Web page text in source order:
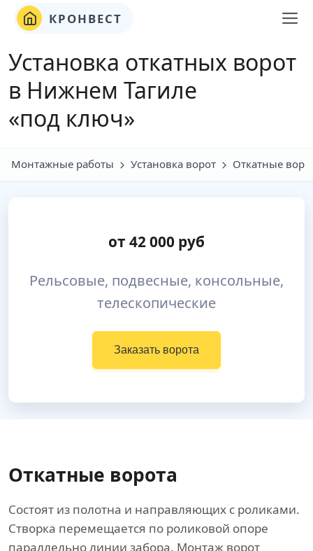
КРОНВЕСТ
Установка откатных ворот
в Нижнем Тагиле
«под ключ»
Монтажные работы Установка ворот Откатные
от 42 000 руб
Рельсовые, подвесные, консольные,
телескопические
Заказать ворота
Откатные ворота
Состоят из полотна и направляющих с роликами.
Створка перемещается по роликовой опоре
параллельно линии забора. Монтаж ворот